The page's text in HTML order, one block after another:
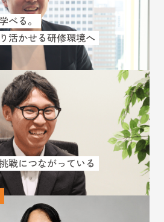
べる。
活かせる研修環境へ
戦につながっている